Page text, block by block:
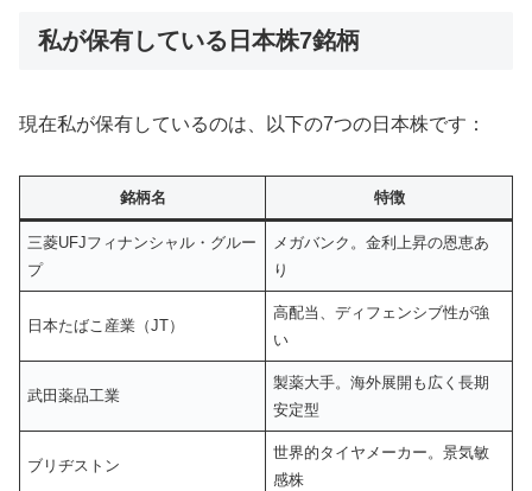
私が保有している日本株7銘柄
現在私が保有しているのは、以下の7つの日本株です：
銘柄名 特徴
三菱UFJフィナンシャル・グルー
プ
メガバンク。金利上昇の恩恵あ
り
日本たばこ産業（JT）
高配当、ディフェンシブ性が強
い
武田薬品工業
製薬大手。海外展開も広く長期
安定型
ブリヂストン
世界的タイヤメーカー。景気敏
感株